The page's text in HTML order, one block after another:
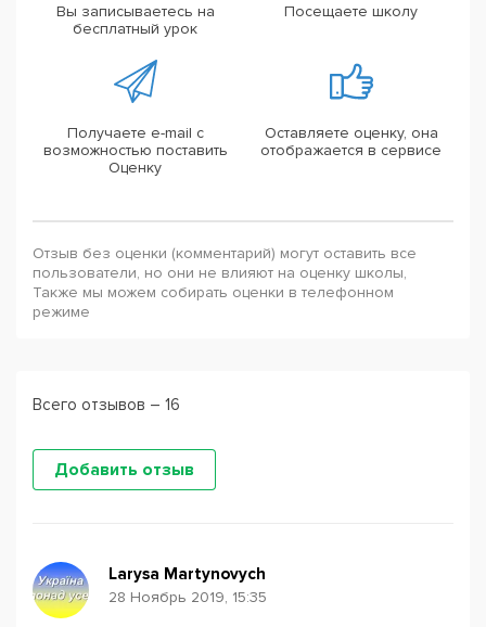
Вы записываетесь на
бесплатный урок
Посещаете школу
Получаете e-mail с
возможностью поставить
Оценку
Оставляете оценку, она
отображается в сервисе
Отзыв без оценки (комментарий) могут оставить все
пользователи, но они не влияют на оценку школы,
Также мы можем собирать оценки в телефонном
режиме
Всего отзывов – 16
Добавить отзыв
Larysa Martynovych
28 Ноябрь 2019, 15:35